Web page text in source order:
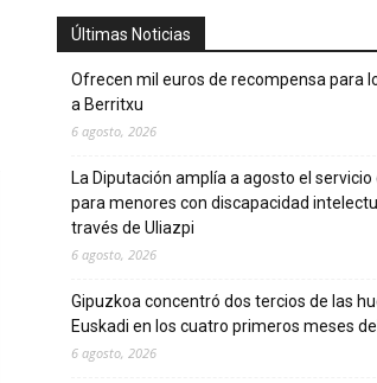
Últimas Noticias
Ofrecen mil euros de recompensa para
a Berritxu
6 agosto, 2026
La Diputación amplía a agosto el servicio
para menores con discapacidad
través de Uliazpi
6 agosto, 2026
Gipuzkoa concentró dos tercios de las
Euskadi en los cuatro primeros meses
6 agosto, 2026